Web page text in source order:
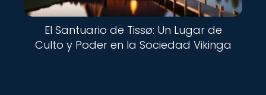
El Santuario de Tissø: Un Lugar de
Culto y Poder en la Sociedad Vikinga